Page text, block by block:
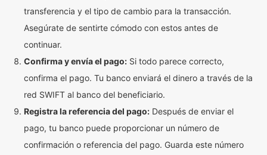
transferencia y el tipo de cambio para la transacción.
Asegúrate de sentirte cómodo con estos antes de
continuar.
Confirma y envía el pago: Si todo parece correcto,
confirma el pago. Tu banco enviará el dinero a través de la
red SWIFT al banco del beneficiario.
Registra la referencia del pago: Después de enviar el
pago, tu banco puede proporcionar un número de
confirmación o referencia del pago. Guarda este número